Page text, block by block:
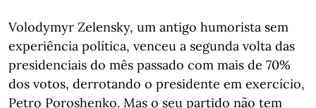
Volodymyr Zelensky, um antigo humorista sem
experiência política, venceu a segunda volta das
presidenciais do mês passado com mais de 70%
dos votos, derrotando o presidente em exercício,
Petro Poroshenko. Mas o seu partido não tem